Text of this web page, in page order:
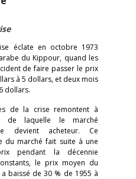
éclate en octobre 1973
du Kippour, quand les
de faire passer le prix
à 5 dollars, et deux mois
dollars.
de la crise remontent à
de laquelle le marché
devient acheteur. Ce
du marché fait suite à une
pendant la décennie
le prix moyen du
baissé de 30 % de 1955 à